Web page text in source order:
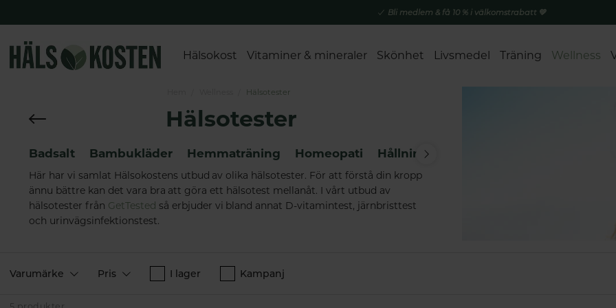
Bli medlem & få 10 % i välkomstrabatt 💚
Hälsokost Vitaminer & mineraler Skönhet Livsmedel Träning Wellness
Hälsotester
Hälsotester
Badsalt Bambukläder Hemmaträning Homeopati Hållning
Här har vi samlat Hälsokostens utbud av olika hälsotester. För att förstå din kropp
ännu bättre kan det vara bra att göra ett hälsotest mellanåt. I vårt utbud av
hälsotester från GetTested så erbjuder vi bland annat D-vitamintest, järnbristtest
och urinvägsinfektionstest.
Varumärke Pris I lager Kampanj